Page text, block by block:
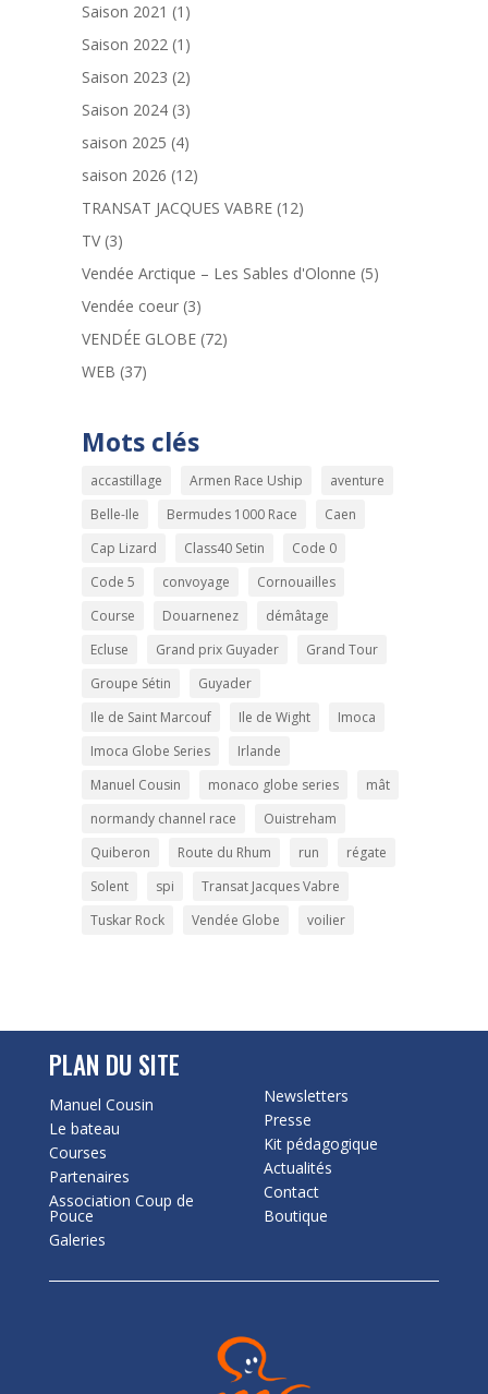
Saison 2021 (1)
Saison 2022(1)
Saison 2023 (2)
Saison 2024(3)
saison 2025 (4)
saison 2026 (12)
TRANSAT JACQUES VABRE(12)
TV(3)
Vendée Arctique – Les Sables d'Olonne (5)
Vendée coeur(3)
VENDÉE GLOBE(72)
WEB (37)
Mots clés
accastillage Armen Race Uship
aventure
Belle-Ile
Bermudes 1000 Race
Caen
Cap Lizard
Class40 Setin
Code 0
Code 5
convoyage
Cornouailles
Course
Douarnenez
démâtage
Ecluse
Grand prix Guyader
Grand Tour
Groupe Sétin
Guyader
Ile de Saint Marcouf
Ile de Wight
Imoca
Imoca Globe Series
Irlande
Manuel Cousin
monaco globe series
mât
normandy channel race
Ouistreham
Quiberon
Route du Rhum run
régate
Solent
spi
Transat Jacques Vabre
Tuskar Rock
Vendée Globe voilier
PLAN DU SITE
Manuel Cousin
Le bateau
Courses
Partenaires
Association Coup de
Pouce
Galeries
Newsletters
Presse
Kit pédagogique
Actualités
Contact
Boutique